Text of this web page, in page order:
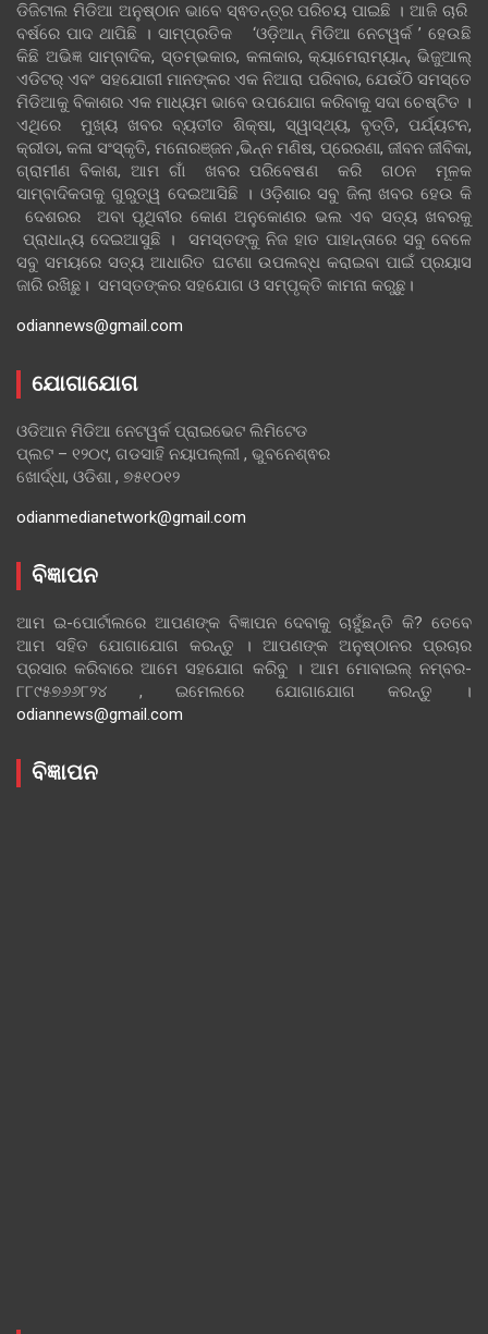
ଡିଜିଟାଲ ମିଡିଆ ଅନୁଷ୍ଠାନ ଭାବେ ସ୍ଵତନ୍ତ୍ର ପରିଚୟ ପାଇଛି । ଆଜି ଚାରି
ବର୍ଷରେ ପାଦ ଥାପିଛି । ସାମ୍ପ୍ରତିକ ‘ଓଡ଼ିଆନ୍‍ ମିଡିଆ ନେଟୱର୍କ ’ ହେଉଛି
କିଛି ଅଭିଜ୍ଞ ସାମ୍ବାଦିକ, ସ୍ତମ୍ଭକାର, କଳାକାର, କ୍ୟାମେରାମ୍ୟାନ୍, ଭିଜୁଆଲ୍
ଏଡିଟର୍ ଏବଂ ସହଯୋଗୀ ମାନଙ୍କର ଏକ ନିଆରା ପରିବାର, ଯେଉଁଠି ସମସ୍ତେ
ମିଡିଆକୁ ବିକାଶର ଏକ ମାଧ୍ୟମ ଭାବେ ଉପଯୋଗ କରିବାକୁ ସଦା ଚେଷ୍ଟିତ ।
ଏଥିରେ ମୁଖ୍ୟ ଖବର ବ୍ୟତୀତ ଶିକ୍ଷା, ସ୍ୱାସ୍ଥ୍ୟ, ବୃତ୍ତି, ପର୍ଯ୍ୟଟନ,
କ୍ରୀଡା, କଳା ସଂସ୍କୃତି, ମନୋରଞ୍ଜନ ,ଭିନ୍ନ ମଣିଷ, ପ୍ରେରଣା, ଜୀବନ ଜୀବିକା,
ଗ୍ରାମୀଣ ବିକାଶ, ଆମ ଗାଁ ଖବର ପରିବେଷଣ କରି ଗଠନ ମୂଳକ
ସାମ୍ବାଦିକତାକୁ ଗୁରୁତ୍ୱ ଦେଇଆସିଛି । ଓଡ଼ିଶାର ସବୁ ଜିଲା ଖବର ହେଉ କି
ଦେଶରର ଅବା ପୃଥିବୀର କୋଣ ଅନୁକୋଣର ଭଲ ଏବ ସତ୍ୟ ଖବରକୁ
ପ୍ରାଧାନ୍ୟ ଦେଇଆସୁଛି । ସମସ୍ତଙ୍କୁ ନିଜ ହାତ ପାହାନ୍ତାରେ ସବୁ ବେଳେ
ସବୁ ସମୟରେ ସତ୍ୟ ଆଧାରିତ ଘଟଣା ଉପଲବ୍ଧ କରାଇବା ପାଇଁ ପ୍ରୟାସ
ଜାରି ରଖିଛୁ। ସମସ୍ତଙ୍କର ସହଯୋଗ ଓ ସମ୍ପୃକ୍ତି କାମନା କରୁଛୁ।
odiannews@gmail.com
ଯୋଗାଯୋଗ
ଓଡିଆନ ମିଡିଆ ନେଟୱର୍କ ପ୍ରାଇଭେଟ ଲିମିଟେଡ
ପ୍ଲଟ – ୧୨୦୯, ଗଡସାହି ନୟାପଲ୍ଲୀ , ଭୁବନେଶ୍ଵର
ଖୋର୍ଦ୍ଧା, ଓଡିଶା , ୭୫୧୦୧୨
odianmedianetwork@gmail.com
ବିଜ୍ଞାପନ
ଆମ ଇ-ପୋର୍ଟାଲରେ ଆପଣଙ୍କ ବିଜ୍ଞାପନ ଦେବାକୁ ଚାହୁଁଛନ୍ତି କି? ତେବେ
ଆମ ସହିତ ଯୋଗାଯୋଗ କରନ୍ତୁ । ଆପଣଙ୍କ ଅନୁଷ୍ଠାନର ପ୍ରଚାର
ପ୍ରସାର କରିବାରେ ଆମେ ସହଯୋଗ କରିବୁ । ଆମ ମୋବାଇଲ୍ ନମ୍ବର-
୮୮୯୫୭୬୬୮୨୪ , ଇମେଲରେ ଯୋଗାଯୋଗ କରନ୍ତୁ ।
odiannews@gmail.com
ବିଜ୍ଞାପନ